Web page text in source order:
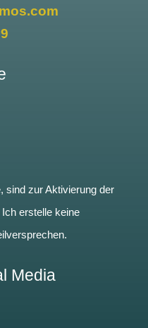
sind zur Aktivierung der
erstelle keine
Media